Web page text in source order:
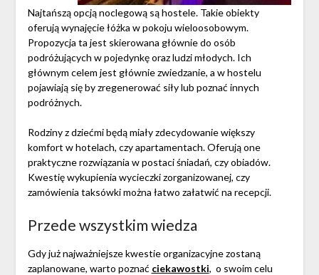
Najtańszą opcją noclegową są hostele. Takie obiekty
oferują wynajęcie łóżka w pokoju wieloosobowym.
Propozycja ta jest skierowana głównie do osób
podróżujących w pojedynkę oraz ludzi młodych. Ich
głównym celem jest głównie zwiedzanie, a w hostelu
pojawiają się by zregenerować siły lub poznać innych
podróżnych.
Rodziny z dziećmi będą miały zdecydowanie większy
komfort w hotelach, czy apartamentach. Oferują one
praktyczne rozwiązania w postaci śniadań, czy obiadów.
Kwestię wykupienia wycieczki zorganizowanej, czy
zamówienia taksówki można łatwo załatwić na recepcji.
Przede wszystkim wiedza
Gdy już najważniejsze kwestie organizacyjne zostaną
zaplanowane, warto poznać ciekawostki, o swoim celu